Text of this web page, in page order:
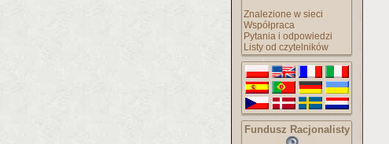
Znalezione w sieci
Współpraca
Pytania i odpowiedzi
Listy od czytelników
Fundusz Racjonalisty